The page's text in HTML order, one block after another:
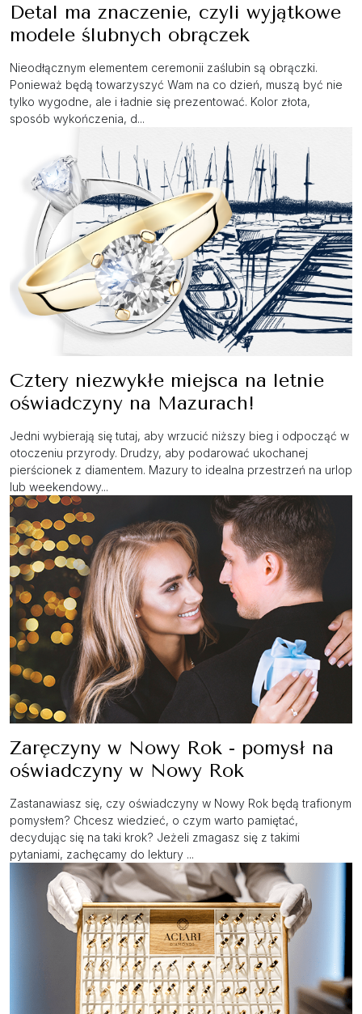
Detal ma znaczenie, czyli wyjątkowe
modele ślubnych obrączek
Nieodłącznym elementem ceremonii zaślubin są obrączki.
Ponieważ będą towarzyszyć Wam na co dzień, muszą być nie
tylko wygodne, ale i ładnie się prezentować. Kolor złota,
sposób wykończenia, d...
Cztery niezwykłe miejsca na letnie
oświadczyny na Mazurach!
Jedni wybierają się tutaj, aby wrzucić niższy bieg i odpocząć w
otoczeniu przyrody. Drudzy, aby podarować ukochanej
pierścionek z diamentem. Mazury to idealna przestrzeń na urlop
lub weekendowy...
Zaręczyny w Nowy Rok - pomysł na
oświadczyny w Nowy Rok
Zastanawiasz się, czy oświadczyny w Nowy Rok będą trafionym
pomysłem? Chcesz wiedzieć, o czym warto pamiętać,
decydując się na taki krok? Jeżeli zmagasz się z takimi
pytaniami, zachęcamy do lektury ...